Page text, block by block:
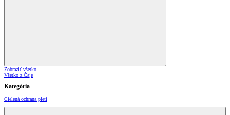
Zobraziť všetko
Všetko z Čaje
Kategória
Cielená ochrana pleti